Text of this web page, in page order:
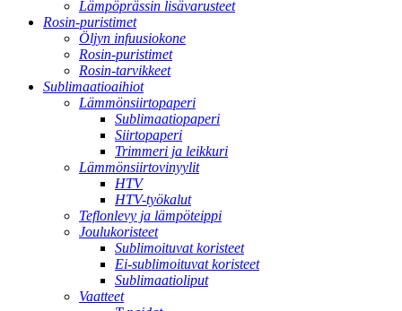
Lämpöprässin lisävarusteet
Rosin-puristimet
Öljyn infuusiokone
Rosin-puristimet
Rosin-tarvikkeet
Sublimaatioaihiot
Lämmönsiirtopaperi
Sublimaatiopaperi
Siirtopaperi
Trimmeri ja leikkuri
Lämmönsiirtovinyylit
HTV
HTV-työkalut
Teflonlevy ja lämpöteippi
Joulukoristeet
Sublimoituvat koristeet
Ei-sublimoituvat koristeet
Sublimaatioliput
Vaatteet